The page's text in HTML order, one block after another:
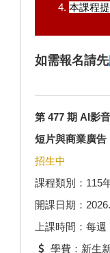
本課程
如需報名請先
第 477 期 AI影
短片與商業廣告
招生中
課程類別：115
開課日期：
上課時間：每
學費：新生